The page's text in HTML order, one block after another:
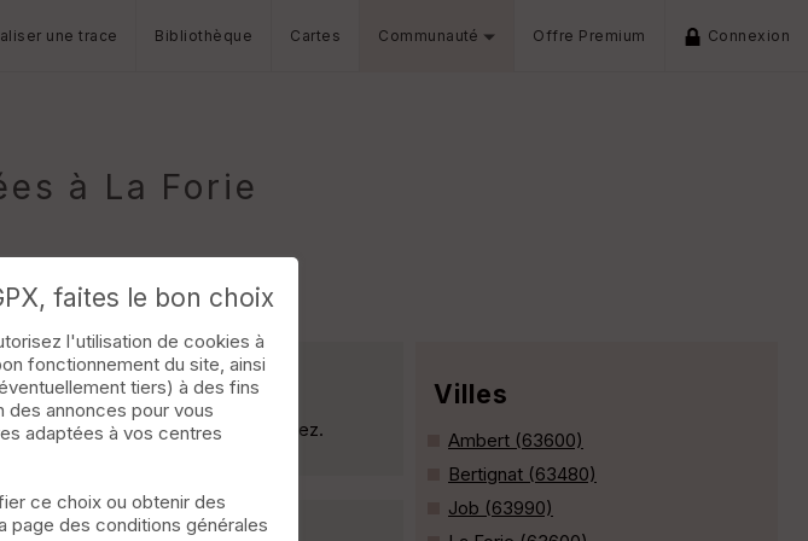
une trace Bibliothèque Cartes Communauté Offre Premium Connexion
à La Forie
Valcivières et sur les Monts du Forez.
Villes
Ambert (63600)
Bertignat (63480)
Job (63990)
faites le bon choix
l'utilisation de cookies à
fonctionnement du site, ainsi
tiers) à des fins
des annonces pour vous
adaptées à vos centres
ce choix ou obtenir des
page des conditions générales